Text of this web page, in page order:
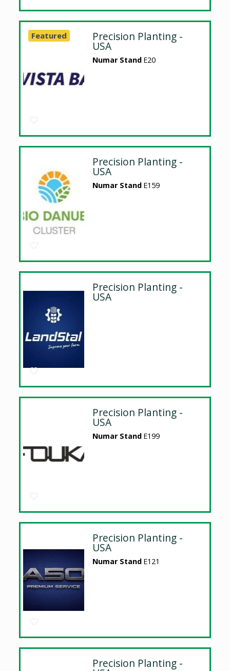
Precision Planting -
USA
Numar Stand E20
Featured
Precision Planting -
USA
Numar Stand E159
Precision Planting -
USA
Precision Planting -
USA
Numar Stand E199
Precision Planting -
USA
Numar Stand E121
Precision Planting -